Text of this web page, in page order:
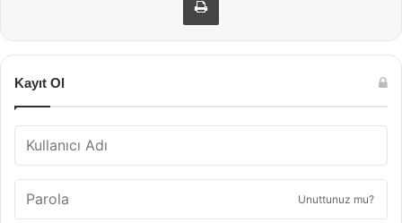
Kayıt Ol
Unuttunuz mu?